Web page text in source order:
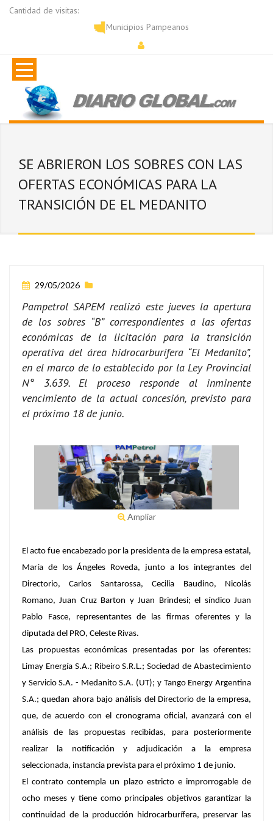
Cantidad de visitas:
Municipios Pampeanos
SE ABRIERON LOS SOBRES CON LAS
OFERTAS ECONÓMICAS PARA LA
TRANSICIÓN DE EL MEDANITO
29/05/2026
Pampetrol SAPEM realizó este jueves la apertura
de los sobres “B” correspondientes a las ofertas
económicas de la licitación para la transición
operativa del área hidrocarburífera “El Medanito”,
en el marco de lo establecido por la Ley Provincial
N° 3.639. El proceso responde al inminente
vencimiento de la actual concesión, previsto para
el próximo 18 de junio.
Ampliar
El acto fue encabezado por la presidenta de la empresa estatal,
María de los Ángeles Roveda, junto a los integrantes del
Directorio, Carlos Santarossa, Cecilia Baudino, Nicolás
Romano, Juan Cruz Barton y Juan Brindesi; el síndico Juan
Pablo Fasce, representantes de las firmas oferentes y la
diputada del PRO, Celeste Rivas.
Las propuestas económicas presentadas por las oferentes:
Limay Energía S.A.; Ribeiro S.R.L.; Sociedad de Abastecimiento
y Servicio S.A. - Medanito S.A. (UT); y Tango Energy Argentina
S.A.; quedan ahora bajo análisis del Directorio de la empresa,
que, de acuerdo con el cronograma oficial, avanzará con el
análisis de las propuestas recibidas, para posteriormente
realizar la notificación y adjudicación a la empresa
seleccionada, instancia prevista para el próximo 1 de junio.
El contrato contempla un plazo estricto e improrrogable de
ocho meses y tiene como principales objetivos garantizar la
continuidad de la producción hidrocarburífera, preservar las